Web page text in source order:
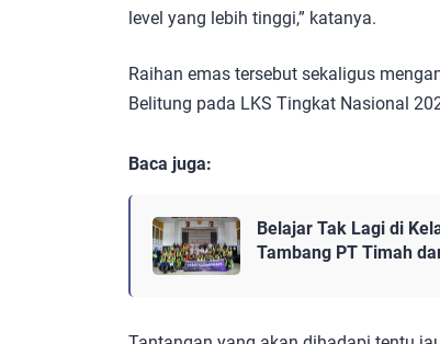
level yang lebih tinggi,” katanya.
Raihan emas tersebut sekaligus
Belitung pada LKS Tingkat Nasional
Baca juga:
Belajar Tak Lagi di
Tambang PT Timah